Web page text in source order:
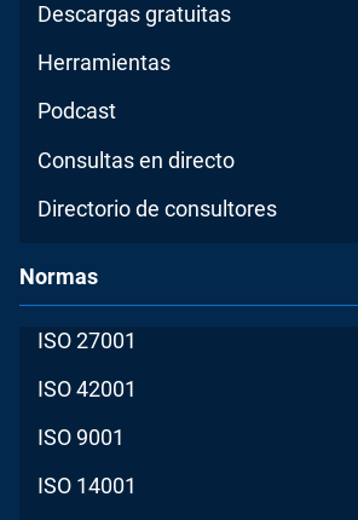
Descargas gratuitas
Herramientas
Podcast
Consultas en directo
Directorio de consultores
Normas
ISO 27001
ISO 42001
ISO 9001
ISO 14001